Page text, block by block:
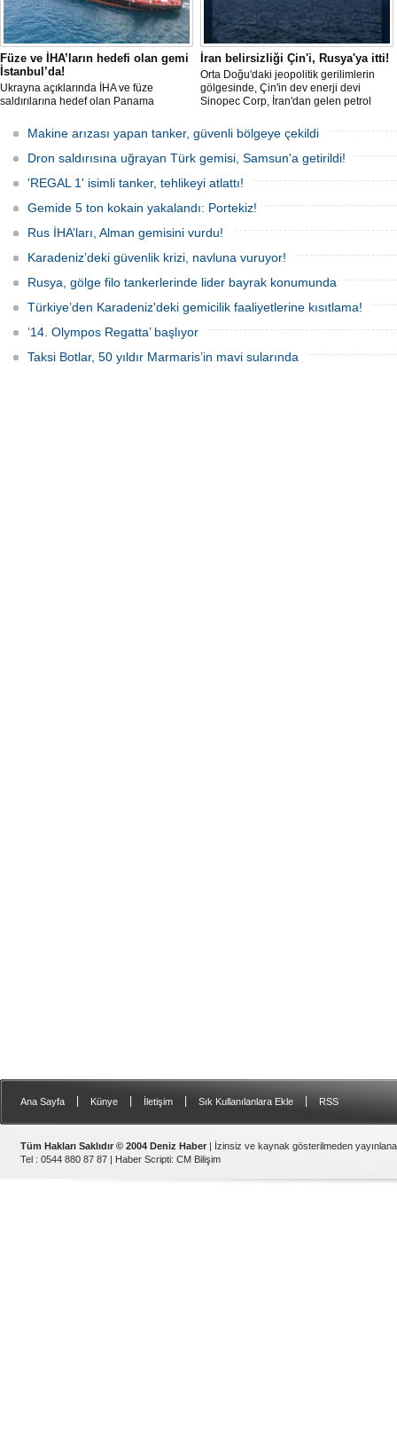
Füze ve İHA’ların hedefi olan gemi
İstanbul’da!
Ukrayna açıklarında İHA ve füze
saldırılarına hedef olan Panama
Zehma’, hasarlı şekilde İstanbul
Boğazı’ndan geçişini tamamladı.
İran belirsizliği Çin'i, Rusya'ya itti!
Orta Doğu'daki jeopolitik gerilimlerin
gölgesinde, Çin'in dev enerji devi
Sinopec Corp, İran'dan gelen petrol
rotasını Rusya'ya çevirdi. Dünyanın en
büyük rafine şirketlerinden biri olan
Sinopec, İran'la yaşanan 'savaş'
bahanesiyle daralan arzı telafi etmek
için Uzak Doğu Rus petrolüne
Makine arızası yapan tanker, güvenli bölgeye çekildi
Dron saldırısına uğrayan Türk gemisi, Samsun'a getirildi!
'REGAL 1' isimli tanker, tehlikeyi atlattı!
Gemide 5 ton kokain yakalandı: Portekiz!
Rus İHA’ları, Alman gemisini vurdu!
Karadeniz’deki güvenlik krizi, navluna vuruyor!
Rusya, gölge filo tankerlerinde lider bayrak konumunda
Türkiye’den Karadeniz'deki gemicilik faaliyetlerine kısıtlama!
‘14. Olympos Regatta’ başlıyor
Taksi Botlar, 50 yıldır Marmaris’in mavi sularında
Ana Sayfa Künye İletişim Sık Kullanılanlara Ekle RSS
Tüm Hakları Saklıdır © 2004 Deniz Haber | İzinsiz ve kaynak gösterilmeden
Tel : 0544 880 87 87 | Haber Scripti: CM Bilişim